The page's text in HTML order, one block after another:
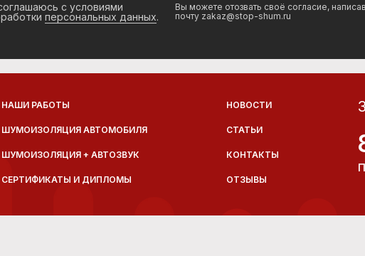
с условиями
персональных данных.
Вы можете отозвать своё согласие,
почту zakaz@stop-shum.ru
НАШИ РАБОТЫ
ШУМОИЗОЛЯЦИЯ АВТОМОБИЛЯ
ШУМОИЗОЛЯЦИЯ + АВТОЗВУК
СЕРТИФИКАТЫ И ДИПЛОМЫ
НОВОСТИ
СТАТЬИ
КОНТАКТЫ
ОТЗЫВЫ